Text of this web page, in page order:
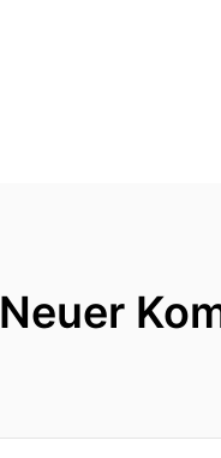
Neuer